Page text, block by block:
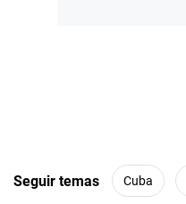
Seguir temas Cuba